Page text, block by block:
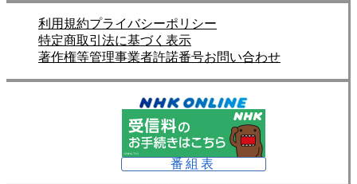
利用規約プライバシーポリシー
特定商取引法に基づく表示
著作権等管理事業者許諾番号お問い合わせ
番組表